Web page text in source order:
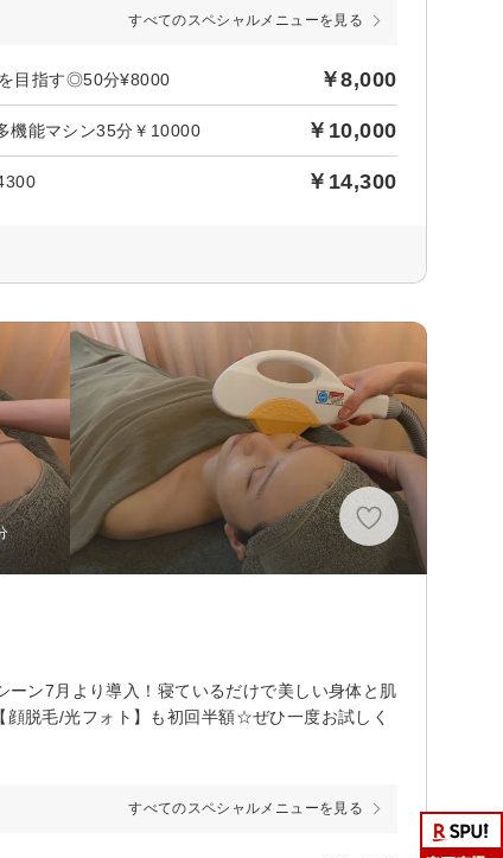
すべてのスペシャルメニューを見る
を目指す◎50分¥8000 ￥8,000
機能マシン35分￥10000 ￥10,000
￥14,300
ーン7月より導入！寝ているだけで美しい身体と肌
脱毛/光フォト】も初回半額☆ぜひ一度お試しく
すべてのスペシャルメニューを見る